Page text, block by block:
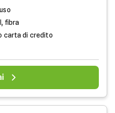
fibra
carta di credito